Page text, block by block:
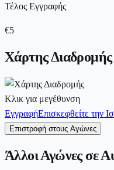
Τέλος Εγγραφής
€5
Χάρτης Διαδρομής
Κλικ για μεγέθυνση
ΕγγραφήΕπισκεφθείτε την
Επιστροφή στους Αγώνες
Άλλοι Αγώνες σε